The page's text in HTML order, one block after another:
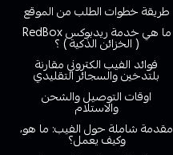
طريقة خطوات الطلب من الموقع
ما هي خدمة ريدبوكس RedBox
( الخزائن الذكية ) ؟
فوائد الفيب الكتروني مقارنة
بلتدخين والسجائر التقليدي
اوقات التوصيل والشحن
والاستلام
مقدمة شاملة حول الفيب: ما هو،
وكيف يعمل؟